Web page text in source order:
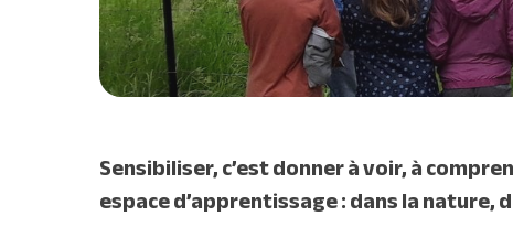
Sensibiliser, c’est donner à voir, à
espace d’apprentissage : dans la